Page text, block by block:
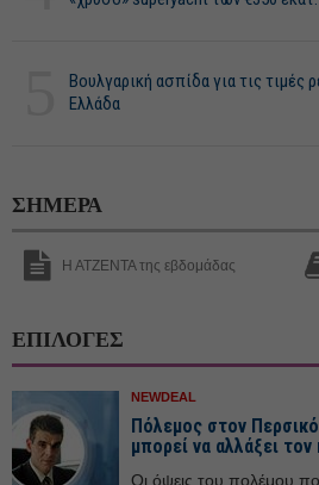
Βουλγαρική ασπίδα για τις τιμές
Ελλάδα
ΣΗΜΕΡΑ
Η ΑΤΖΕΝΤΑ της εβδομάδας
ΕΠΙΛΟΓΕΣ
NEWDEAL
Πόλεμος στον
μπορεί να αλλάξει
Οι όψεις του πολέμου